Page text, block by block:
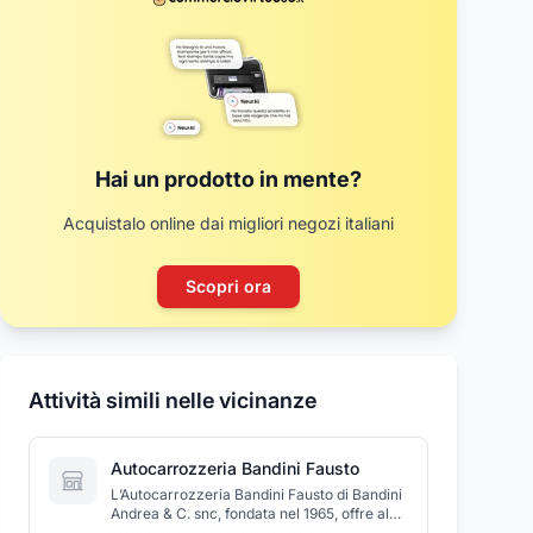
Hai un prodotto in mente?
Acquistalo online dai migliori negozi italiani
Scopri ora
Attività simili nelle vicinanze
Autocarrozzeria Bandini Fausto
L’Autocarrozzeria Bandini Fausto di Bandini
Andrea & C. snc, fondata nel 1965, offre al